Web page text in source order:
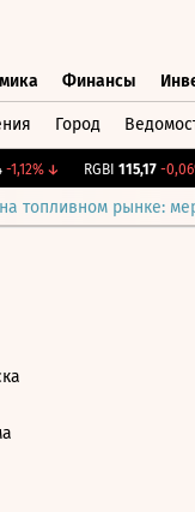
Финансы
Город
↓ RGBI 115,17 -0,06%
топливном рынке: